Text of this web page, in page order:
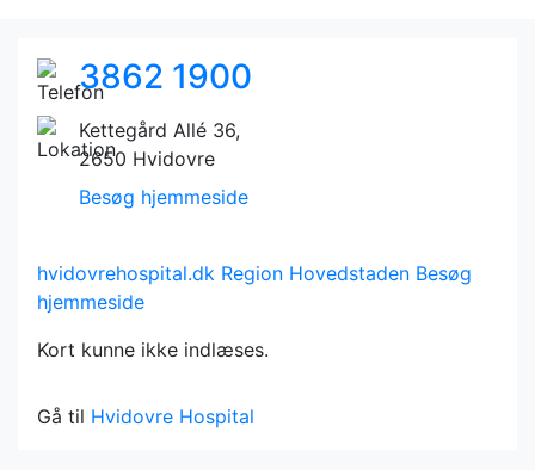
3862 1900
Kettegård Allé 36,
2650 Hvidovre
Besøg hjemmeside
hvidovrehospital.dk Region Hovedstaden Besøg
hjemmeside
Kort kunne ikke indlæses.
Gå til Hvidovre Hospital